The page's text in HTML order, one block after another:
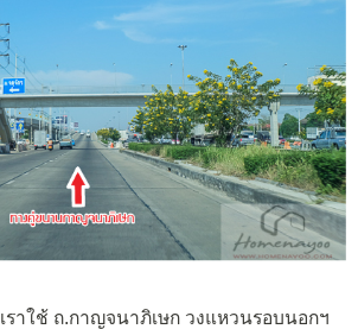
เราใช้ ถ.กาญจนาภิเษก วงแหวนรอบนอกฯ